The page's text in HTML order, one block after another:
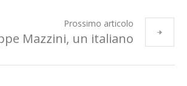
Prossimo articolo
Mazzini, un italiano